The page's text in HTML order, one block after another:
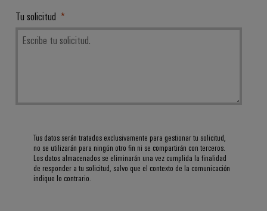
Tu solicitud
Tus datos serán tratados exclusivamente para gestionar tu solicitud,
no se utilizarán para ningún otro fin ni se compartirán con terceros.
Los datos almacenados se eliminarán una vez cumplida la finalidad
de responder a tu solicitud, salvo que el contexto de la comunicación
indique lo contrario.